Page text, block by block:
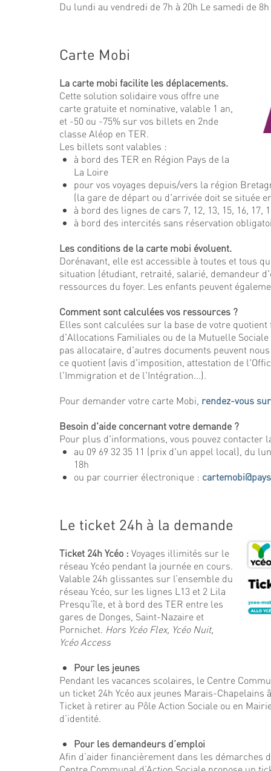
Du lundi au vendredi de 7h à 20h Le samedi de
Carte Mobi
La carte mobi facilite les déplacements.
Cette solution solidaire vous offre une
carte gratuite et nominative, valable 1 an,
et -50 ou -75% sur vos billets en 2nde
classe Aléop en TER.
Les billets sont valables :
à bord des TER en Région Pays de la
La Loire
pour vos voyages depuis/vers la région
(la gare de départ ou d'arrivée doit se située
à bord des lignes de cars 7, 12, 13, 15, 16, 17,
à bord des intercités sans réservation
Les conditions de la carte mobi évoluent.
Dorénavant, elle est accessible à toutes et tous
situation (étudiant, retraité, salarié, demandeur
ressources du foyer. Les enfants peuvent
Comment sont calculées vos ressources ?
Elles sont calculées sur la base de votre
d'Allocations Familiales ou de la Mutuelle
pas allocataire, d'autres documents peuvent
ce quotient (avis d'imposition, attestation de
l'Immigration et de l'Intégration...).
Pour demander votre carte Mobi, rendez-vous
Besoin d'aide concernant votre demande ?
Pour plus d'informations, vous pouvez contacter
au 09 69 32 35 11 (prix d'un appel local), du
18h
ou par courrier électronique :
Le ticket 24h à la demande
Ticket 24h Ycéo : Voyages illimités sur le
réseau Ycéo pendant la journée en cours.
Valable 24h glissantes sur l’ensemble du
réseau Ycéo, sur les lignes L13 et 2 Lila
Presqu’île, et à bord des TER entre les
gares de Donges, Saint-Nazaire et
Pornichet. Hors Ycéo Flex, Ycéo Nuit,
Ycéo Access
Pour les jeunes
Pendant les vacances scolaires, le Centre
un ticket 24h Ycéo aux jeunes Marais-Chapelains
Ticket à retirer au Pôle Action Sociale ou en
d’identité.
Pour les demandeurs d’emploi
Afin d’aider financièrement dans les démarches